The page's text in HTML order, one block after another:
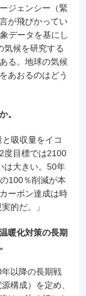
ジェンシー（緊
が飛びかってい
データを基にし
気候を研究する
る。地球の気候
あおるのはどう
。
吸収量をイコ
度目標では2100
は大きい。50年
の100％削減が本
ーボン達成は時
的だ。」
暖化対策の長期
以降の長期戦
構成）を定め、